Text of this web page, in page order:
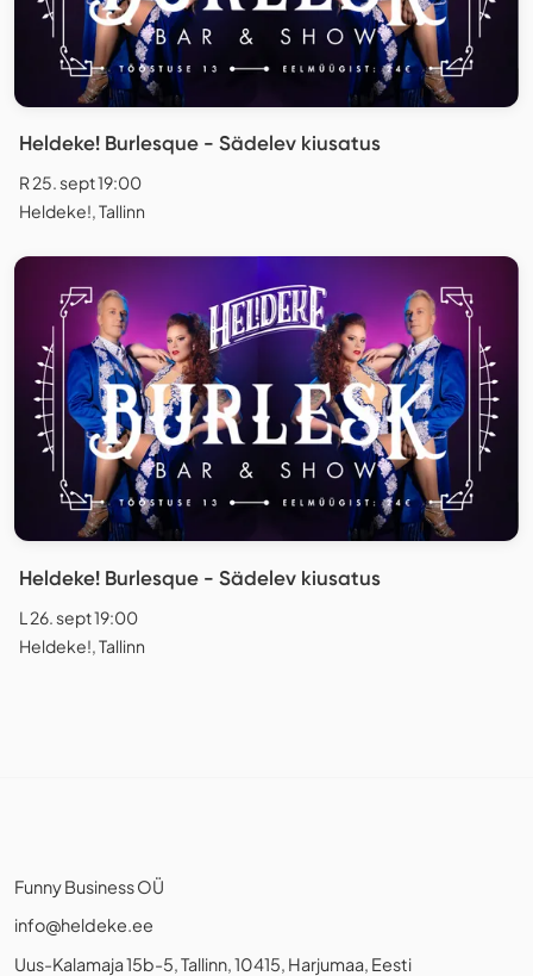
Heldeke! Burlesque - Sädelev kiusatus
R 25. sept 19:00
Heldeke!, Tallinn
Heldeke! Burlesque - Sädelev kiusatus
L 26. sept 19:00
Heldeke!, Tallinn
Funny Business OÜ
info@heldeke.ee
Uus-Kalamaja 15b-5, Tallinn, 10415, Harjumaa, Eesti